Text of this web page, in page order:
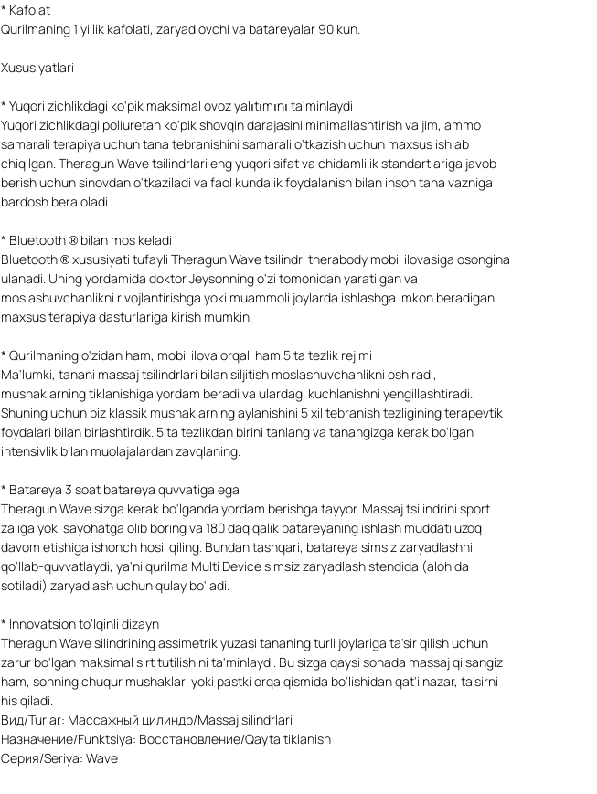
* Kafolat
Qurilmaning 1 yillik kafolati, zaryadlovchi va batareyalar 90 kun.
Xususiyatlari
* Yuqori zichlikdagi ko'pik maksimal ovoz yalıtımını ta'minlaydi
Yuqori zichlikdagi poliuretan ko'pik shovqin darajasini minimallashtirish va jim, ammo
samarali terapiya uchun tana tebranishini samarali o'tkazish uchun maxsus ishlab
chiqilgan. Theragun Wave tsilindrlari eng yuqori sifat va chidamlilik standartlariga javob
berish uchun sinovdan o'tkaziladi va faol kundalik foydalanish bilan inson tana vazniga
bardosh bera oladi.
* Bluetooth ® bilan mos keladi
Bluetooth ® xususiyati tufayli Theragun Wave tsilindri therabody mobil ilovasiga osongina
ulanadi. Uning yordamida doktor Jeysonning o'zi tomonidan yaratilgan va
moslashuvchanlikni rivojlantirishga yoki muammoli joylarda ishlashga imkon beradigan
maxsus terapiya dasturlariga kirish mumkin.
* Qurilmaning o'zidan ham, mobil ilova orqali ham 5 ta tezlik rejimi
Ma'lumki, tanani massaj tsilindrlari bilan siljitish moslashuvchanlikni oshiradi,
mushaklarning tiklanishiga yordam beradi va ulardagi kuchlanishni yengillashtiradi.
Shuning uchun biz klassik mushaklarning aylanishini 5 xil tebranish tezligining terapevtik
foydalari bilan birlashtirdik. 5 ta tezlikdan birini tanlang va tanangizga kerak bo'lgan
intensivlik bilan muolajalardan zavqlaning.
* Batareya 3 soat batareya quvvatiga ega
Theragun Wave sizga kerak bo'lganda yordam berishga tayyor. Massaj tsilindrini sport
zaliga yoki sayohatga olib boring va 180 daqiqalik batareyaning ishlash muddati uzoq
davom etishiga ishonch hosil qiling. Bundan tashqari, batareya simsiz zaryadlashni
qo'llab-quvvatlaydi, ya'ni qurilma Multi Device simsiz zaryadlash stendida (alohida
sotiladi) zaryadlash uchun qulay bo'ladi.
* Innovatsion to'lqinli dizayn
Theragun Wave silindrining assimetrik yuzasi tananing turli joylariga ta'sir qilish uchun
zarur bo'lgan maksimal sirt tutilishini ta'minlaydi. Bu sizga qaysi sohada massaj qilsangiz
ham, sonning chuqur mushaklari yoki pastki orqa qismida bo'lishidan qat'i nazar, ta'sirni
his qiladi.
Вид/Turlar: Массажный цилиндр/Massaj silindrlari
Назначение/Funktsiya: Восстановление/Qayta tiklanish
Серия/Seriya: Wave